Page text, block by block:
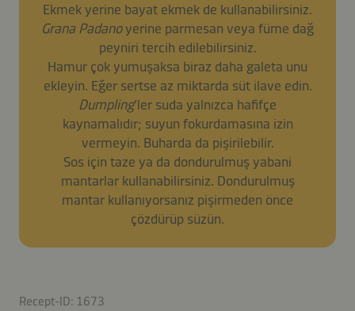
Ekmek yerine bayat ekmek de kullanabilirsiniz.
Grana Padanoyerine parmesan veya füme dağ
peyniri tercih edilebilirsiniz.
Hamur çok yumuşaksa biraz daha galeta unu
ekleyin. Eğer sertse az miktarda süt ilave edin.
Dumpling’ler suda yalnızca hafifçe
kaynamalıdır; suyun fokurdamasına izin
vermeyin. Buharda da pişirilebilir.
Sos için taze ya da dondurulmuş yabani
mantarlar kullanabilirsiniz. Dondurulmuş
mantar kullanıyorsanız pişirmeden önce
çözdürüp süzün.
Recept-ID: 1673